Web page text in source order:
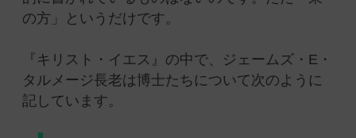
の方」というだけです。
『キリスト・イエス』の中で、ジェームズ・E・
タルメージ長老は博士たちについて次のように
記しています。